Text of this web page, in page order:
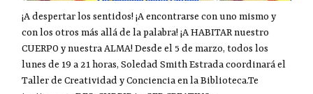
¡A despertar los sentidos! ¡A encontrarse con uno mismo y
con los otros más allá de la palabra! ¡A HABITAR nuestro
CUERPO y nuestra ALMA! Desde el 5 de marzo, todos los
lunes de 19 a 21 horas, Soledad Smith Estrada coordinará el
Taller de Creatividad y Conciencia en la Biblioteca.Te